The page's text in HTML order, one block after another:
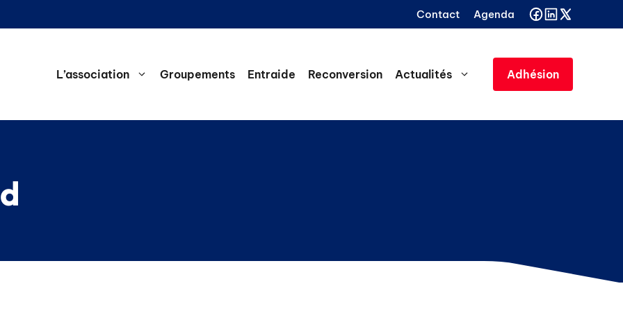
Contact Agenda
L’association Groupements Entraide Reconversion Actualités Adhésion